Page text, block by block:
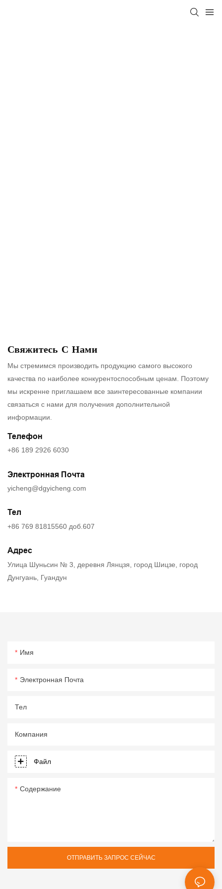
Свяжитесь С Нами
Мы стремимся производить продукцию самого высокого
качества по наиболее конкурентоспособным ценам. Поэтому
мы искренне приглашаем все заинтересованные компании
связаться с нами для получения дополнительной
информации.
Телефон
+86 189 2926 6030
Электронная Почта
yicheng@dgyicheng.com
Тел
+86 769 81815560 доб.607
Адрес
Улица Шуньсин № 3, деревня Лянцзя, город Шицзе, город
Дунгуань, Гуандун
Имя
Электронная Почта
Тел
Компания
Файл
Содержание
ОТПРАВИТЬ ЗАПРОС СЕЙЧАС